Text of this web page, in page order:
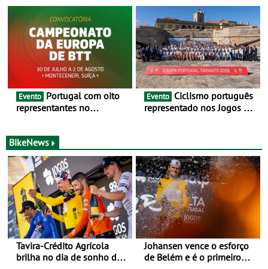
as 17 equipas de 2026
julho e 2 de agosto
Evento
representantes no
de agosto, em
Monteceneri, na Suíça
Evento
representado nos Jogos do
BikeNews
Tavira-Crédito Agrícola
brilha no dia de sonho de
Johansen vence o esforço
de Belém e é o primeiro